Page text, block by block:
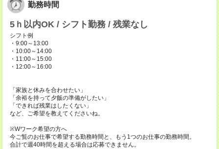
勤務時間
5ｈ以内OK / シフト勤務 / 残業なし
シフト例
・9:00～13:00
・10:00～14:00
・11:00～15:00
・12:00～16:00
「家族と休みを合わせたい」
「余裕を持って夕飯の準備がしたい」
「できれば残業はしたくない」
など、ご希望を教えてくださいね。
※Wワーク希望の方へ
今ご覧のお仕事で希望する勤務時間と、もう1つのお仕事の勤務時間。
合計で週40時間を超える場合は応募できません。